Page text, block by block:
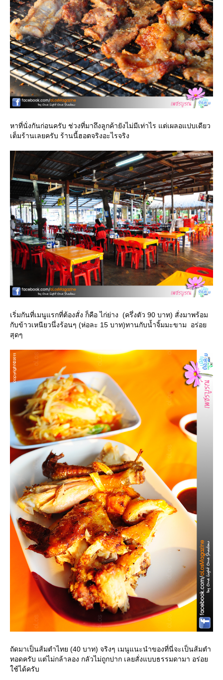
หาที่นั่งกันก่อนครับ ช่วงที่มาถึงลูกค้ายังไม่มีเท่าไร แต่เผลอแปบเดียว
เต็มร้านเลยครับ ร้านนี้ฮอตจริงอะไรจริง
เริ่มกันที่เมนูแรกที่ต้องสั่ง ก็คือ ไก่ย่าง (ครึ่งตัว 90 บาท) สั่งมาพร้อม
กับข้าวเหนียวนึ่งร้อนๆ (ห่อละ 15 บาท)ทานกับน้ำจิ้มมะขาม อร่อ
สุดๆ
ถัดมาเป็นส้มตำไทย (40 บาท) จริงๆ เมนูแนะนำของที่นี่จะเป็นส้มตำ
ทอดครับ แต่ไม่กล้าลอง กลัวไม่ถูกปาก เลยสั่งแบบธรรมดามา อร่อ
ช้ได้ครับ